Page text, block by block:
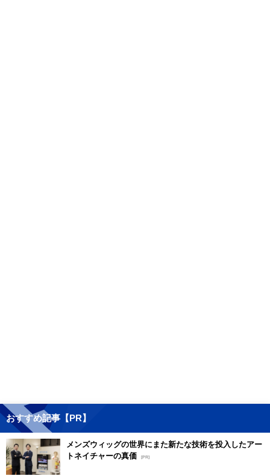
おすすめ記事【PR】
メンズウィッグの世界にまた新たな技術を投入したアー
トネイチャーの真価 [PR]